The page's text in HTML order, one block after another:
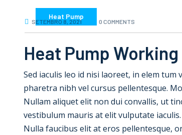
Heat Pump
SETEMBRO 8, 2021 0 COMMENTS
Heat Pump
Sed iaculis leo id nisi laoreet, in elem
pharetra nibh vel cursus pellentesque.
Nullam aliquet elit non dui convallis, ut
vestibulum mauris at elit vulputate
Nulla faucibus elit at eros pellentesque,